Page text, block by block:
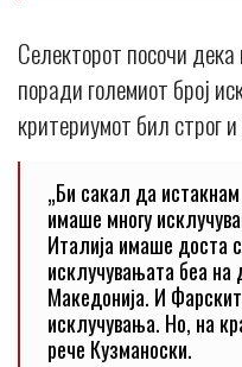
Селекторот посочи
поради големиот број
критериумот бил строг
„Би сакал да
имаше многу
Италија имаше доста
исклучувањата беа на
Македонија. И
исклучувања. Но, на
рече Кузманоски.